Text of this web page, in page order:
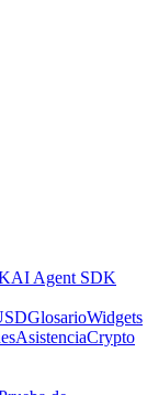
AI Agent SDK
GlosarioWidgets
AsistenciaCrypto